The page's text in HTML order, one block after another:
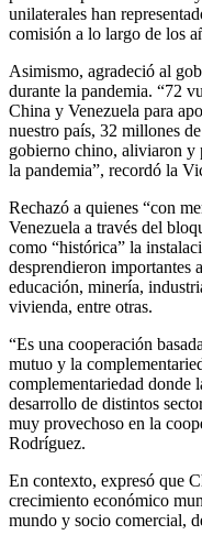
unilaterales han
comisión a lo largo de los
Asimismo, agradeció al
durante la pandemia. “72
China y Venezuela para
nuestro país, 32 millones
gobierno chino, aliviaron y
la pandemia”, recordó la
Rechazó a quienes “con
Venezuela a través del
como “histórica” la
desprendieron importantes
educación, minería,
vivienda, entre otras.
“Es una cooperación
mutuo y la
complementariedad donde
desarrollo de distintos
muy provechoso en la
Rodríguez.
En contexto, expresó que
crecimiento económico
mundo y socio comercial,